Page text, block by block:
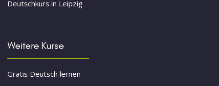
Deutschkurs in Leipzig
Weitere Kurse
Gratis Deutsch lernen